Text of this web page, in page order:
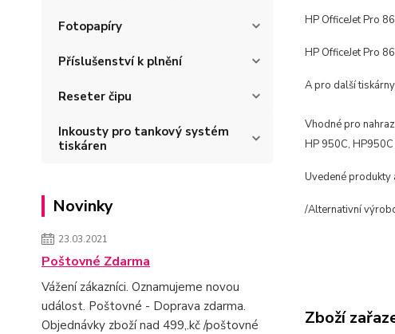
Fotopapíry
Příslušenství k plnění
Reseter čipu
Inkousty pro tankový systém
tiskáren
Novinky
23.03.2021
Poštovné Zdarma
Vážení zákazníci. Oznamujeme novou
událost. Poštovné - Doprava zdarma.
Objednávky zboží nad 499,.kč /poštovné
HP OfficeJet Pro
HP OfficeJet Pro
A pro další
Vhodné pro
HP 950C, HP950C
Uvedené produkty
/Alternativní
Zboží